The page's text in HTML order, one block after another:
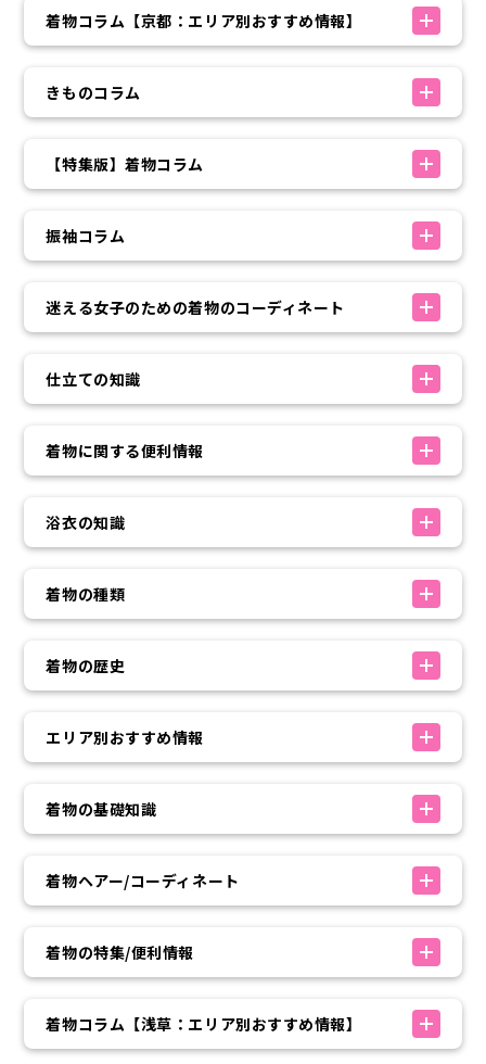
着物コラム【京都：エリア別おすすめ情報】
きものコラム
【特集版】着物コラム
振袖コラム
迷える女子のための着物のコーディネート
仕立ての知識
着物に関する便利情報
浴衣の知識
着物の種類
着物の歴史
エリア別おすすめ情報
着物の基礎知識
着物ヘアー/コーディネート
着物の特集/便利情報
着物コラム【浅草：エリア別おすすめ情報】